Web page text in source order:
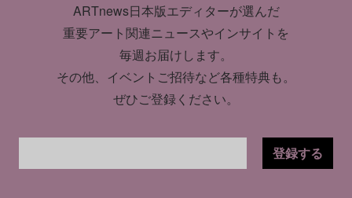
ARTnews日本版エディターが選んだ
重要アート関連ニュースやインサイトを
毎週お届けします。
その他、イベントご招待など各種特典も。
ぜひご登録ください。
登録する